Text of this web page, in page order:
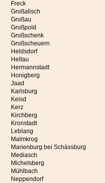
Freck
Großalisch
Großau
Großpold
Großschenk
Großscheuern
Heldsdorf
Heltau
Hermannstadt
Honigberg
Jaad
Karlsburg
Keisd
Kerz
Kirchberg
Kronstadt
Leblang
Malmkrog
Marienburg bei Schässburg
Mediasch
Michelsberg
Mühlbach
Neppendorf